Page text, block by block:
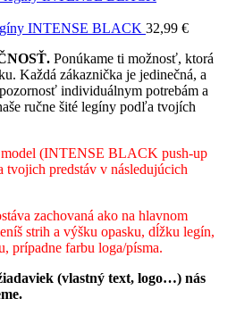
INTENSE BLACK 32,99 €
Ponúkame ti možnosť, ktorá
Každá zákaznička je jedinečná, a
individuálnym potrebám a
ručne šité legíny podľa tvojích
(INTENSE BLACK push-up
predstáv v následujúcich
zachovaná ako na hlavnom
strih a výšku opasku, dĺžku legín,
prípadne farbu loga/písma.
(vlastný text, logo…) nás